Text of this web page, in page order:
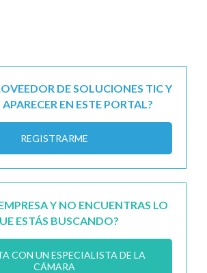
DE SOLUCIONES TIC Y
APARECER EN ESTE PORTAL?
REGISTRARME
Y NO ENCUENTRAS LO
ESTÁS BUSCANDO?
CON UN ESPECIALISTA DE LA
CÁMARA